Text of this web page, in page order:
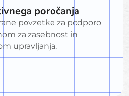
poročanja
povzetke za podporo
za zasebnost in
upravljanja.